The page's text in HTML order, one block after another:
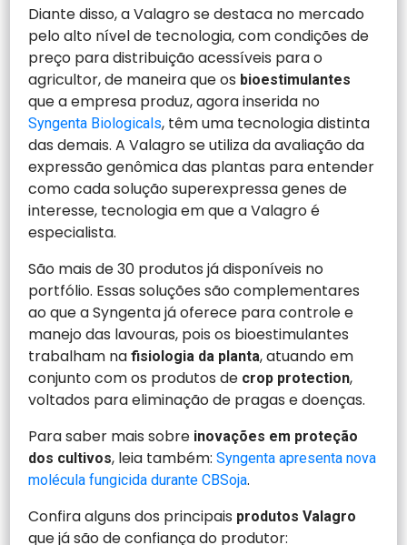
Diante disso, a Valagro se destaca no mercado
pelo alto nível de tecnologia, com condições de
preço para distribuição acessíveis para o
agricultor, de maneira que os bioestimulantes
que a empresa produz, agora inserida no
Syngenta Biologicals, têm uma tecnologia distinta
das demais. A Valagro se utiliza da avaliação da
expressão genômica das plantas para entender
como cada solução superexpressa genes de
interesse, tecnologia em que a Valagro é
especialista.
São mais de 30 produtos já disponíveis no
portfólio. Essas soluções são complementares
ao que a Syngenta já oferece para controle e
manejo das lavouras, pois os bioestimulantes
trabalham nafisiologia da planta, atuando em
conjunto com os produtos de crop protection,
voltados para eliminação de pragas e doenças.
Para saber mais sobre inovações em proteção
dos cultivos, leia também:Syngenta apresenta nova
molécula fungicida durante CBSoja.
Confira alguns dos principais produtos Valagro
que já são de confiança do produtor: